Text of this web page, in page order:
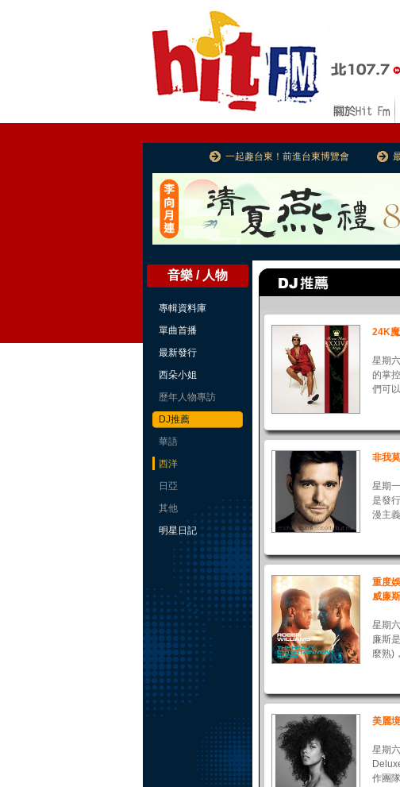
一起趣台東！前進台東博覽會
音樂 / 人物
專輯資料庫
單曲首播
最新發行
西朵小姐
歷年人物專訪
DJ推薦
華語
西洋
日亞
其他
明星日記
24K
星期
的掌
們可
非我
星期
是發
漫主
重度
威廉
星期
廉斯
麼熟)
美麗
星期
作團